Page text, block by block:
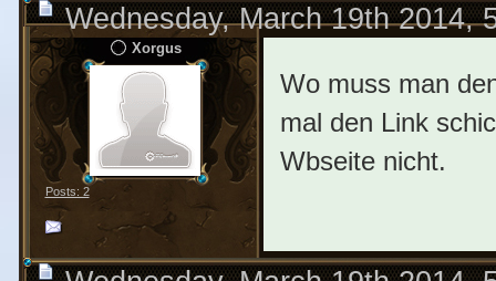
Wednesday, March 19th 2014,
Xorgus
Posts: 2
Wo muss man
mal den Link
Wbseite nicht.